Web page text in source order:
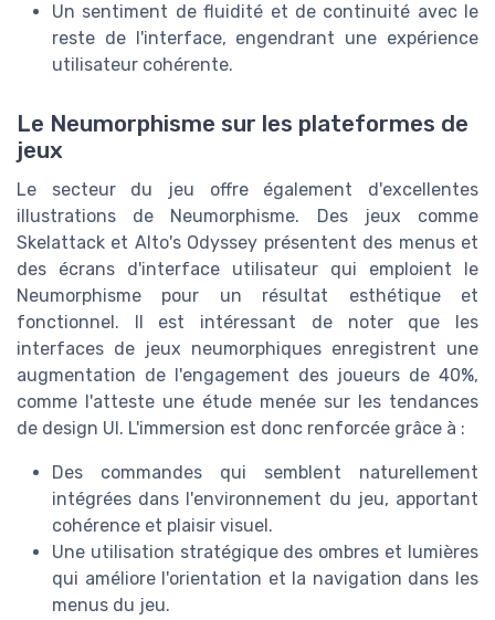
Un sentiment de fluidité et de continuité avec le
reste de l'interface, engendrant une expérience
utilisateur cohérente.
Le Neumorphisme sur les plateformes de
jeux
Le secteur du jeu offre également d'excellentes
illustrations de Neumorphisme. Des jeux comme
Skelattack et Alto's Odyssey présentent des menus et
des écrans d'interface utilisateur qui emploient le
Neumorphisme pour un résultat esthétique et
fonctionnel. Il est intéressant de noter que les
interfaces de jeux neumorphiques enregistrent une
augmentation de l'engagement des joueurs de 40%,
comme l'atteste une étude menée sur les tendances
de design UI. L'immersion est donc renforcée grâce à :
Des commandes qui semblent naturellement
intégrées dans l'environnement du jeu, apportant
cohérence et plaisir visuel.
Une utilisation stratégique des ombres et lumières
qui améliore l'orientation et la navigation dans les
menus du jeu.